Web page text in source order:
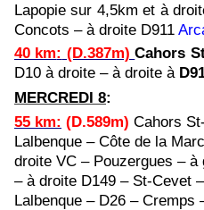
Lapopie sur 4,5km et à
Concots – à droite D911
40 km: (D.387m)Cahors
D10 à droite – à droite à
MERCREDI 8:
55 km: (D.589m) Cahors
Lalbenque – Côte de la
droite VC – Pouzergues –
– à droite D149 – St-Cevet
Lalbenque – D26 – Cremps